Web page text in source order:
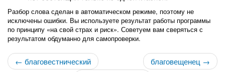
Разбор слова сделан в автоматическом режиме, поэтому не
исключены ошибки. Вы используете результат работы программы
по принципу «на свой страх и риск». Советуем вам сверяться с
результатом обдуманно для самопроверки.
← благовестнический
благовещенец →